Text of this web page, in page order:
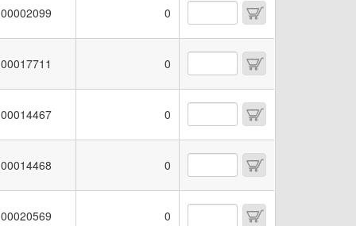
0
0
0
0
0